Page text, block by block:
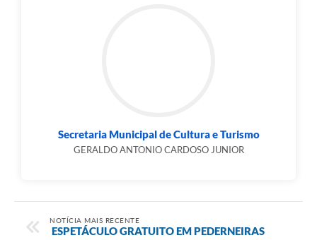
Secretaria Municipal de Cultura e Turismo
GERALDO ANTONIO CARDOSO JUNIOR
NOTÍCIA MAIS RECENTE
ESPETÁCULO GRATUITO EM PEDERNEIRAS